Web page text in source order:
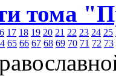
тома
17 18 19 20 21 22 23 24 25
65 66 67 68 69 70 71 72 73